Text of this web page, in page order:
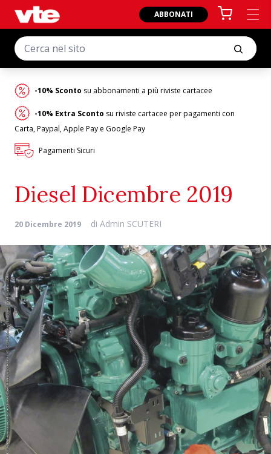
ABBONATI
-10% Sconto su abbonamenti a più riviste cartacee
-10% Extra Sconto su riviste cartacee per pagamenti con
Carta, Paypal, Apple Pay e Google Pay
Pagamenti Sicuri
Diesel Dicembre 2019
20 Dicembre 2019 di Admin SCUTERI